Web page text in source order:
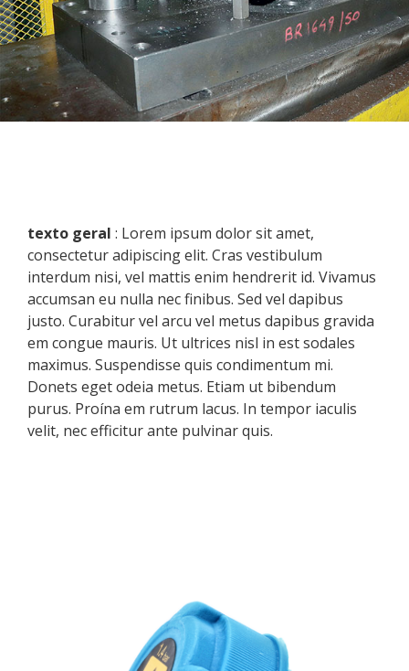
texto geral : Lorem ipsum dolor sit amet,
consectetur adipiscing elit. Cras vestibulum
interdum nisi, vel mattis enim hendrerit id. Vivamus
accumsan eu nulla nec finibus. Sed vel dapibus
justo. Curabitur vel arcu vel metus dapibus gravida
em congue mauris. Ut ultrices nisl in est sodales
maximus. Suspendisse quis condimentum mi.
Donets eget odeia metus. Etiam ut bibendum
purus. Proína em rutrum lacus. In tempor iaculis
velit, nec efficitur ante pulvinar quis.